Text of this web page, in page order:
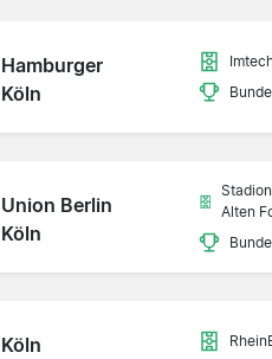
Hamburger
Köln
Union Berlin
Köln
Alten
Köln